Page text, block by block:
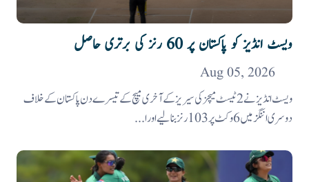
ویسٹ انڈیز کو پاکستان پر 60 رنز کی برتری حاصل
Aug 05, 2026
ویسٹ انڈیز نے 2 ٹیسٹ میچز کی سیریز کے آخری میچ کے تیسرے دن پاکستان کے خلاف
دوسری اننگز میں 6 وکٹ پر 103رنز بنالیے اور ا...